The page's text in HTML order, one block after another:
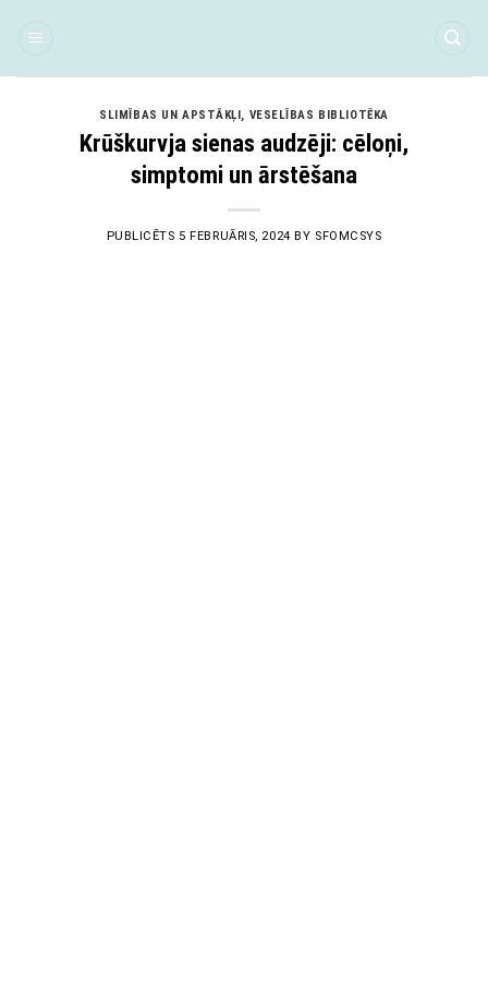
SLIMĪBAS UN APSTĀKĻI, VESELĪBAS BIBLIOTĒKA
Krūškurvja sienas audzēji: cēloņi,
simptomi un ārstēšana
PUBLICĒTS 5 FEBRUĀRIS, 2024 BY SFOMCSYS